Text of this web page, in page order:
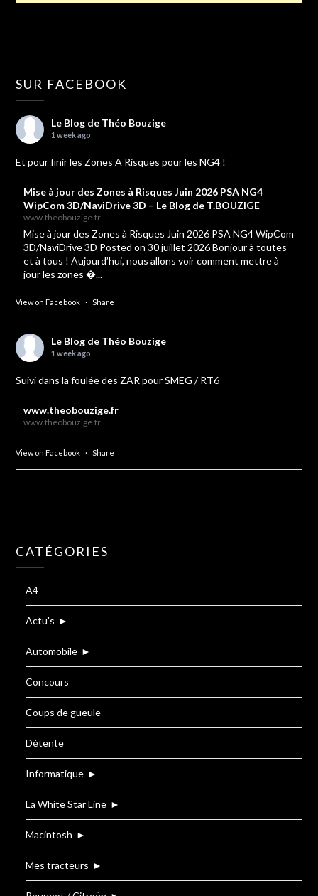
SUR FACEBOOK
Le Blog de Théo Bouzige
1 week ago
Et pour finir les Zones A Risques pour les NG4 !
Mise à jour des Zones à Risques Juin 2026 PSA NG4
WipCom 3D/NaviDrive 3D – Le Blog de T.BOUZIGE
www.theobouzige.fr
Mise à jour des Zones à Risques Juin 2026 PSA NG4 WipCom
3D/NaviDrive 3D Posted on 30 juillet 2026 Bonjour à toutes
et à tous ! Aujourd’hui, nous allons voir comment mettre à
jour les zones �...
View on Facebook · Share
Le Blog de Théo Bouzige
1 week ago
Suivi dans la foulée des ZAR pour SMEG / RT6
www.theobouzige.fr
www.theobouzige.fr
View on Facebook · Share
CATÉGORIES
A4
Actu's ►
Automobile ►
Concours
Coups de gueule
Détente
Informatique ►
La White Star Line ►
Macintosh ►
Mes tracteurs ►